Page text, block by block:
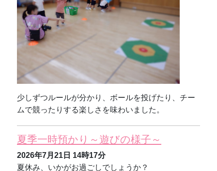
少しずつルールが分かり、ボールを投げたり、チー
ムで競ったりする楽しさを味わいました。
夏季一時預かり～遊びの様子～
2026年7月21日 14時17分
夏休み、いかがお過ごしでしょうか？